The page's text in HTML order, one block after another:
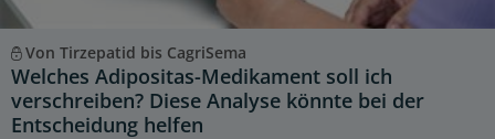
Von Tirzepatid bis CagriSema
Welches Adipositas-Medikament soll ich
verschreiben? Diese Analyse könnte bei der
Entscheidung helfen